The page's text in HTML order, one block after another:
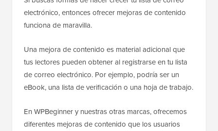
electrónico, entonces ofrecer mejoras de contenido
funciona de maravilla.
Una mejora de contenido es material adicional que
tus lectores pueden obtener al registrarse en tu lista
de correo electrónico. Por ejemplo, podría ser un
eBook, una lista de verificación o una hoja de trabajo.
En WPBeginner y nuestras otras marcas, ofrecemos
diferentes mejoras de contenido que los usuarios